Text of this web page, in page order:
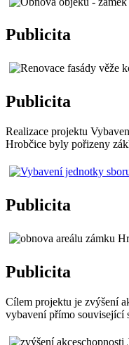
Publicita
Publicita
Realizace projektu
Hrobčice byly pořizeny
Publicita
Publicita
Cílem projektu je zvýšení
vybavení přímo související